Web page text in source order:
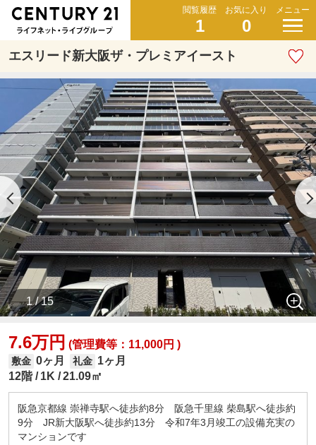
閲覧履歴
1
お気に入り
0
メニュー
エスリード新大阪ザ・プレミアイースト
1 / 15
7.6万円 (管理費等：11,000円 )
敷金 0ヶ月 礼金 1ヶ月
12階
1K 21.09㎡
阪急京都線 崇禅寺駅へ徒歩約8分 阪急千里線 柴島駅へ徒歩約
9分 JR新大阪駅へ徒歩約13分 令和7年3月竣工の設備充実の
マンションです